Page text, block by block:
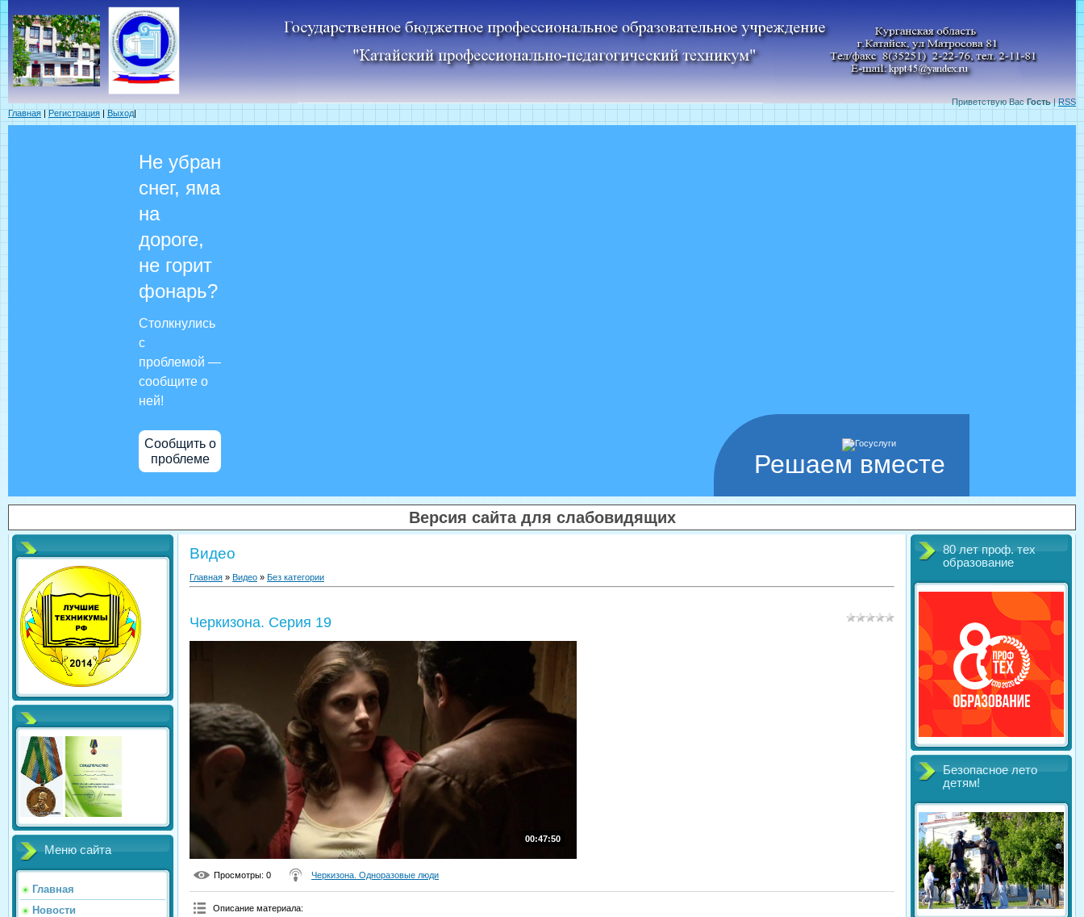
Приветствую Вас Гость|RSS
Главная | Регистрация | Выход|
Решаем вместе
Не убран
снег, яма
на
дороге,
не горит
фонарь?
Столкнулись
с
проблемой —
сообщите о
ней!
Сообщить о
проблеме
Версия сайта для слабовидящих
Меню сайта
Главная
Новости
Видео
Главная » Видео » Без категории
Черкизона. Серия 19
00:47:50
Просмотры: 0 Черкизона. Одноразовые люди
Описание материала:
80 лет проф. тех
образование
Безопасное лето
детям!